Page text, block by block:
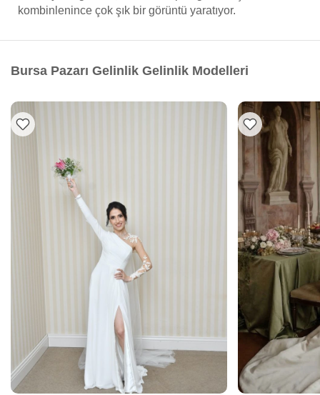
kombinlenince çok şık bir görüntü yaratıyor.
Bursa Pazarı Gelinlik Gelinlik Modelleri